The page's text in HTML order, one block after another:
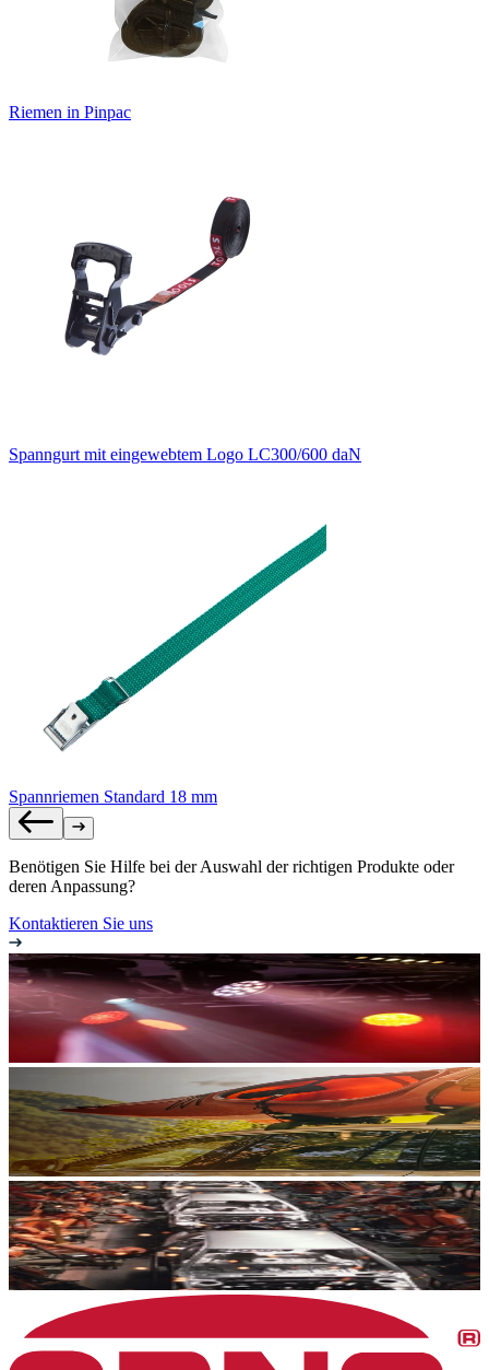
Riemen in Pinpac
Spanngurt mit eingewebtem Logo LC300/600 daN
Spannriemen Standard 18 mm
Benötigen Sie Hilfe bei der Auswahl der richtigen Produkte oder
deren Anpassung?
Kontaktieren Sie uns